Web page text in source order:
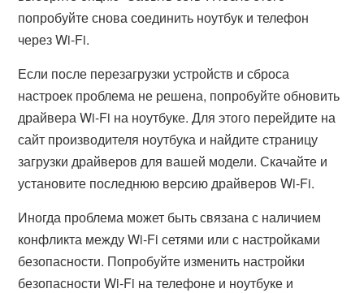
попробуйте снова соединить ноутбук и телефон
через Wi-Fi.
Если после перезагрузки устройств и сброса
настроек проблема не решена, попробуйте обновить
драйвера Wi-Fi на ноутбуке. Для этого перейдите на
сайт производителя ноутбука и найдите страницу
загрузки драйверов для вашей модели. Скачайте и
установите последнюю версию драйверов Wi-Fi.
Иногда проблема может быть связана с наличием
конфликта между Wi-Fi сетями или с настройками
безопасности. Попробуйте изменить настройки
безопасности Wi-Fi на телефоне и ноутбуке и